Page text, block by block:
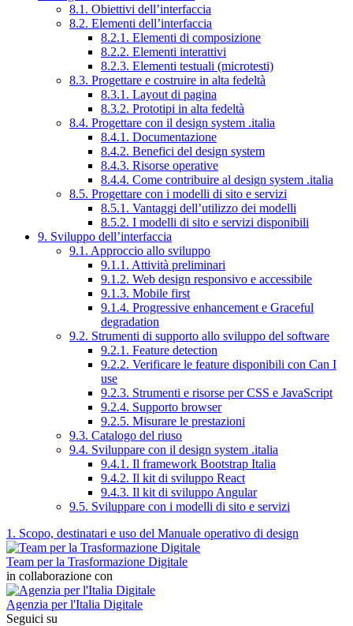
8.1. Obiettivi dell’interfaccia
8.2. Elementi dell’interfaccia
8.2.1. Elementi di composizione
8.2.2. Elementi interattivi
8.2.3. Elementi testuali (microtesti)
8.3. Progettare e costruire in alta fedeltà
8.3.1. Layout di pagina
8.3.2. Prototipi in alta fedeltà
8.4. Progettare con il design system .italia
8.4.1. Documentazione
8.4.2. Benefici del design system
8.4.3. Risorse operative
8.4.4. Come contribuire al design system .italia
8.5. Progettare con i modelli di sito e servizi
8.5.1. Vantaggi dell’utilizzo dei modelli
8.5.2. I modelli di sito e servizi disponibili
9. Sviluppo dell’interfaccia
9.1. Approccio allo sviluppo
9.1.1. Attività preliminari
9.1.2. Web design responsivo e accessibile
9.1.3. Mobile first
9.1.4. Progressive enhancement e Graceful
degradation
9.2. Strumenti di supporto allo sviluppo del software
9.2.1. Feature detection
9.2.2. Verificare le feature disponibili con Can I
use
9.2.3. Strumenti e risorse per CSS e JavaScript
9.2.4. Supporto browser
9.2.5. Misurare le prestazioni
9.3. Catalogo del riuso
9.4. Sviluppare con il design system .italia
9.4.1. Il framework Bootstrap Italia
9.4.2. Il kit di sviluppo React
9.4.3. Il kit di sviluppo Angular
9.5. Sviluppare con i modelli di sito e servizi
1. Scopo, destinatari e uso del Manuale operativo di design
Team per la Trasformazione Digitale
in collaborazione con
Agenzia per l'Italia Digitale
Seguici su